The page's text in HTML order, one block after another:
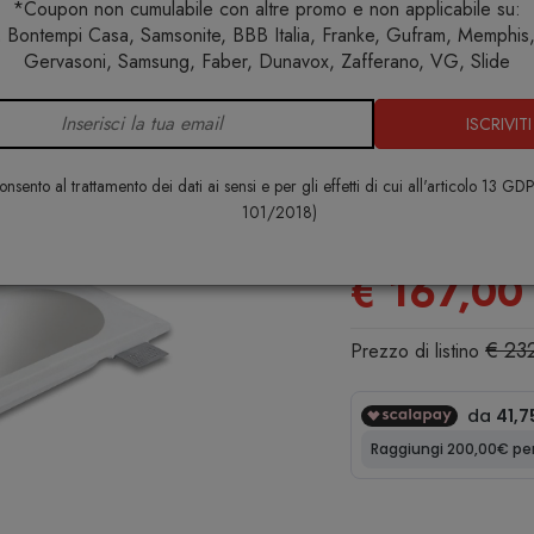
*Coupon non cumulabile con altre promo e non applicabile su:
Bontempi Casa, Samsonite, BBB Italia, Franke, Gufram,
Gervasoni, Samsung, Faber, Dunavox, Zafferano, VG, Slide
ISCRIVITI
al trattamento dei dati ai sensi e per gli effetti di cui all'articolo 13
101/2018)
Lampade da incasso Segno Small 2523A Lampada
Segno
a incasso a
€ 167,00
Prezzo di listino €